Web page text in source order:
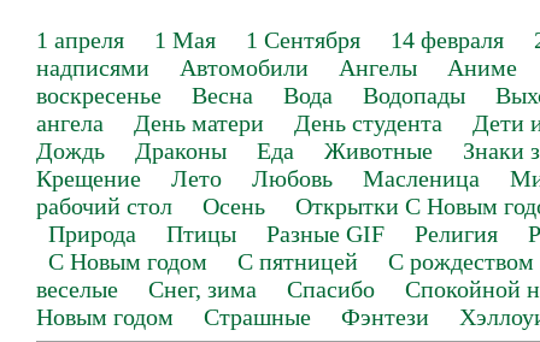
1 апреля 1 Мая 1 Сентября 14 февраля
надписями
Автомобили Ангелы
Аниме
воскресенье
Весна Вода Водопады
ангела
День матери День студента
Дети
Дождь
Драконы Еда Животные
Знаки
Крещение
Лето Любовь Масленица
рабочий стол
Осень
Открытки С Новым
Природа
Птицы Разные GIF Религия
С Новым годом
С пятницей
С рождеством
веселые
Снег, зима Спасибо
Спокойной
Новым годом
Страшные Фэнтези